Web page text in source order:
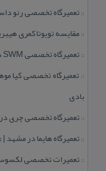
:: تعمیرگاه تخصصی رنو داستر در مشهد | ۱۰
:: مقایسه تویوتا كمری
:: تعمیرگاه تخصصی SWM در مشهد | تعمیر موتور، گیربكس و عیب‌یابی برق
:: تعمیرگاه تخصصی كیا
بادی
:: تعمیرگاه تخصصی چری در مشهد | ۱۰ سال
:: تعمیرگاه هایما در
:: تعمیرات تخصصی